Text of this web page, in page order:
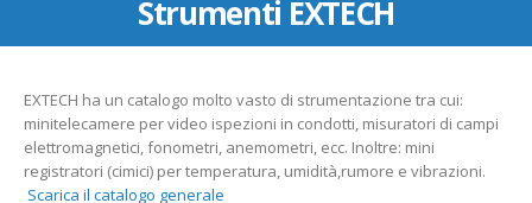
Strumenti EXTECH
EXTECH ha un catalogo molto vasto di strumentazione tra cui:
minitelecamere per video ispezioni in condotti, misuratori di campi
elettromagnetici, fonometri, anemometri, ecc. Inoltre: mini
registratori (cimici) per temperatura, umidità,rumore e vibrazioni.
Scarica il catalogo generale